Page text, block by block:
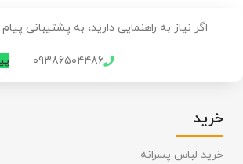
اگر نیاز به راهنمایی دارید، به پشتیبانی
۰۹۳۸۶۵۰۴۴۸۶
خرید
خرید لباس پسرانه